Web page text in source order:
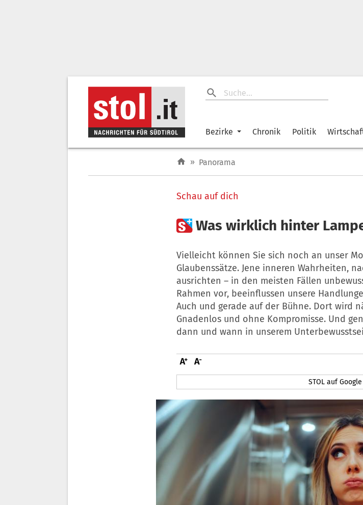
Bezirke Chronik Politik
» Panorama
Schau auf dich
Was wirklich hinter
Vielleicht können Sie sich noch an unser
Glaubenssätze. Jene inneren Wahrheiten,
ausrichten – in den meisten Fällen
Rahmen vor, beeinflussen unsere
Auch und gerade auf der Bühne. Dort wird
Gnadenlos und ohne Kompromisse. Und
dann und wann in unserem
STOL auf